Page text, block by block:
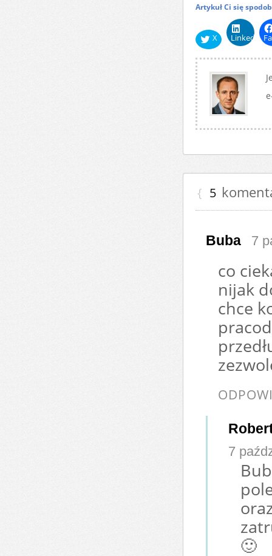
Artykuł Ci się
X LinkedIn
{ 5
Buba 7
co
nijak
chce
7
🙂